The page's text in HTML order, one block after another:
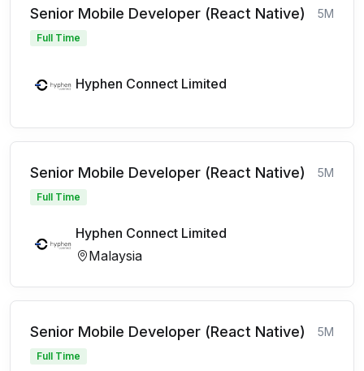
Senior Mobile Developer (React Native) 5M
Full Time
Hyphen Connect Limited
Senior Mobile Developer (React Native) 5M
Full Time
Hyphen Connect Limited
Malaysia
Senior Mobile Developer (React Native) 5M
Full Time